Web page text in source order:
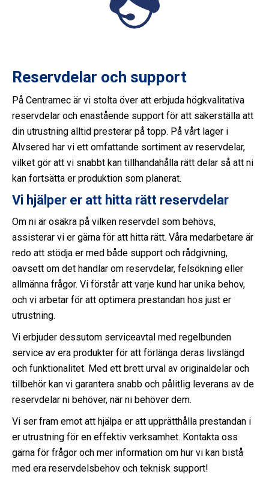
Reservdelar och support
På Centramec är vi stolta över att erbjuda högkvalitativa
reservdelar och enastående support för att säkerställa att
din utrustning alltid presterar på topp. På vårt lager i
Älvsered har vi ett omfattande sortiment av reservdelar,
vilket gör att vi snabbt kan tillhandahålla rätt delar så att ni
kan fortsätta er produktion som planerat.
Vi hjälper er att hitta rätt reservdelar
Om ni är osäkra på vilken reservdel som behövs,
assisterar vi er gärna för att hitta rätt. Våra medarbetare är
redo att stödja er med både support och rådgivning,
oavsett om det handlar om reservdelar, felsökning eller
allmänna frågor. Vi förstår att varje kund har unika behov,
och vi arbetar för att optimera prestandan hos just er
utrustning.
Vi erbjuder dessutom serviceavtal med regelbunden
service av era produkter för att förlänga deras livslängd
och funktionalitet. Med ett brett urval av originaldelar och
tillbehör kan vi garantera snabb och pålitlig leverans av de
reservdelar ni behöver, när ni behöver dem.
Vi ser fram emot att hjälpa er att upprätthålla prestandan i
er utrustning för en effektiv verksamhet. Kontakta oss
gärna för frågor och mer information om hur vi kan bistå
med era reservdelsbehov och teknisk support!